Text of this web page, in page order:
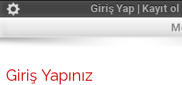
Giriş Yap | Kayıt ol
Giriş Yapınız